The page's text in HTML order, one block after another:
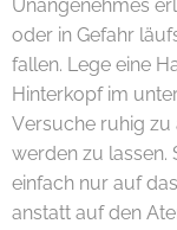
Unangenehmes
oder in Gefahr
fallen. Lege eine
Hinterkopf im
Versuche ruhig
werden zu lassen.
einfach nur auf
anstatt auf den